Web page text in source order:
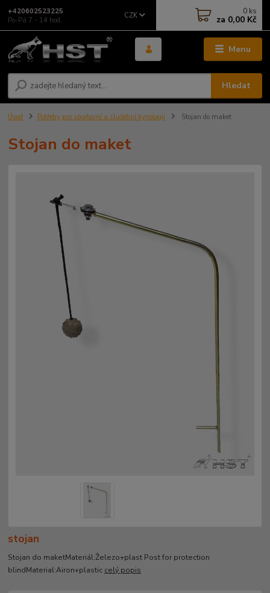
Menu
CZK
Hledat
+420602523225
Po-Pá 7 - 14 hod.
0 ks
za 0,00 Kč
Úvod Potřeby pro sportovní a služební kynologii Stojan do maket
Stojan do maket
stojan
Stojan do maketMateriál:Železo+plast Post for protection
blindMaterial:Airon+plastic celý popis